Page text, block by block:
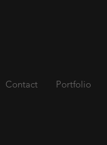
Contact Portfolio